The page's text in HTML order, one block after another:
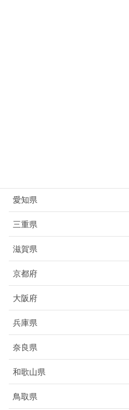
愛知県
三重県
滋賀県
京都府
大阪府
兵庫県
奈良県
和歌山県
鳥取県